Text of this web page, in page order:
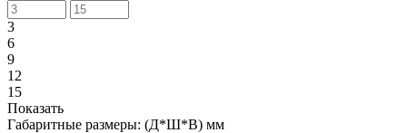
3
6
9
12
15
Показать
Габаритные размеры: (Д*Ш*В) мм